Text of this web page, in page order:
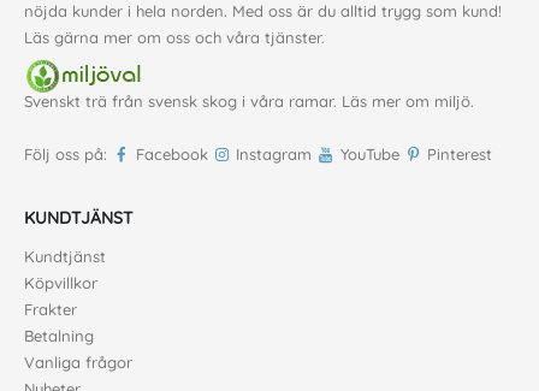
nöjda kunder i hela norden. Med oss är du alltid trygg som kund!
Läs gärna mer om oss och våra tjänster.
Svenskt trä från svensk skog i våra ramar. Läs mer om miljö.
Följ oss på: Facebook Instagram YouTube Pinterest
KUNDTJÄNST
Kundtjänst
Köpvillkor
Frakter
Betalning
Vanliga frågor